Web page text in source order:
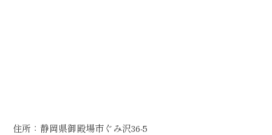
住所：静岡県御殿場市ぐみ沢36-5